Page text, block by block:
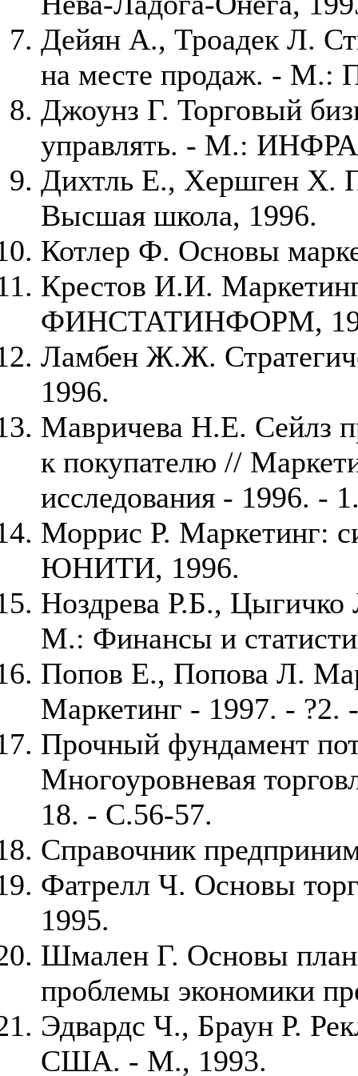
Дейян А., Троадек Л.
на месте продаж. - М.:
Джоунз Г. Торговый
управлять. - М.:
Дихтль Е., Хершген Х.
Высшая школа, 1996.
Котлер Ф. Основы
Крестов И.И.
ФИНСТАТИНФОРМ,
Ламбен Ж.Ж.
1996.
Мавричева Н.Е. Сейлз
к покупателю //
исследования - 1996. -
Моррис Р. Маркетинг:
ЮНИТИ, 1996.
Ноздрева Р.Б.,
М.: Финансы и
Попов Е., Попова Л.
Маркетинг - 1997. - ?2.
Прочный фундамент
Многоуровневая
18. - С.56-57.
Справочник
Фатрелл Ч. Основы
1995.
Шмален Г. Основы
проблемы экономики
Эдвардс Ч., Браун Р.
США. - М., 1993.